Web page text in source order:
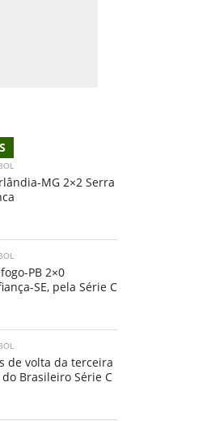
MG 2×2 Serra
PB 2×0
SE, pela Série C
de volta da terceira
Brasileiro Série C